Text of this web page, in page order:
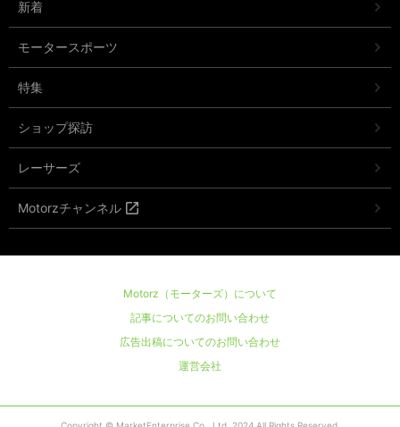
新着
モータースポーツ
特集
ショップ探訪
レーサーズ
Motorzチャンネル
Motorz（モーターズ）について
記事についてのお問い合わせ
広告出稿についてのお問い合わせ
運営会社